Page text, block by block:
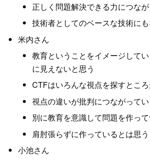
正しく問題解決できる力につな
技術者としてのベースな技術に
米内さん
教育ということをイメージして
に見えないと思う
CTFはいろんな視点を探すとこ
視点の違いが批判につながって
別に教育を意識して問題を作っ
肩肘張らずに作っているとは思う
小池さん